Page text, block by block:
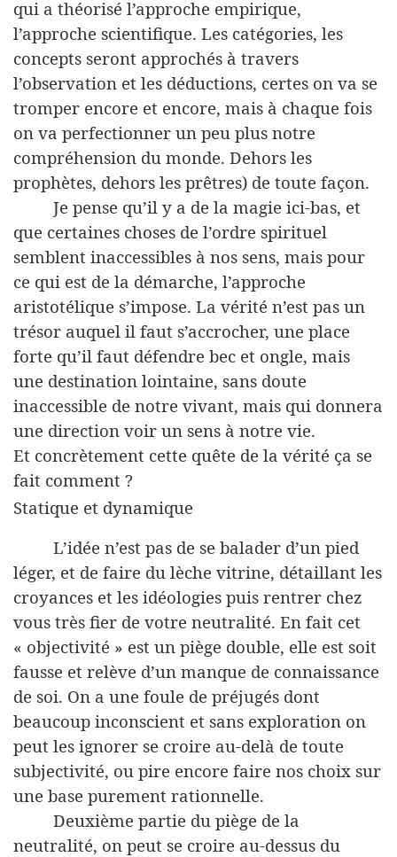
qui a théorisé l’approche empirique,
l’approche scientifique. Les catégories, les
concepts seront approchés à travers
l’observation et les déductions, certes on va se
tromper encore et encore, mais à chaque fois
on va perfectionner un peu plus notre
compréhension du monde. Dehors les
prophètes, dehors les prêtres) de toute façon.
Je pense qu’il y a de la magie ici-bas, et
que certaines choses de l’ordre spirituel
semblent inaccessibles à nos sens, mais pour
ce qui est de la démarche, l’approche
aristotélique s’impose. La vérité n’est pas un
trésor auquel il faut s’accrocher, une place
forte qu’il faut défendre bec et ongle, mais
une destination lointaine, sans doute
inaccessible de notre vivant, mais qui donnera
une direction voir un sens à notre vie.
Et concrètement cette quête de la vérité ça se
fait comment ?
Statique et dynamique
L’idée n’est pas de se balader d’un pied
léger, et de faire du lèche vitrine, détaillant les
croyances et les idéologies puis rentrer chez
vous très fier de votre neutralité. En fait cet
« objectivité » est un piège double, elle est soit
fausse et relève d’un manque de connaissance
de soi. On a une foule de préjugés dont
beaucoup inconscient et sans exploration on
peut les ignorer se croire au-delà de toute
subjectivité, ou pire encore faire nos choix sur
une base purement rationnelle.
Deuxième partie du piège de la
neutralité, on peut se croire au-dessus du